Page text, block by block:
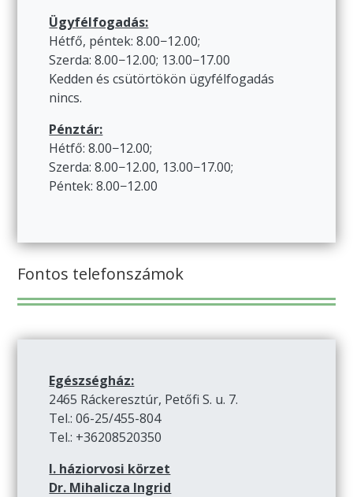
Ügyfélfogadás:
Hétfő, péntek: 8.00−12.00;
Szerda: 8.00−12.00; 13.00−17.00
Kedden és csütörtökön ügyfélfogadás
nincs.
Pénztár:
Hétfő: 8.00−12.00;
Szerda: 8.00−12.00, 13.00−17.00;
Péntek: 8.00−12.00
Fontos telefonszámok
Egészségház:
2465 Ráckeresztúr, Petőfi S. u. 7.
Tel.: 06-25/455-804
Tel.: +36208520350
I. háziorvosi körzet
Dr. Mihalicza Ingrid